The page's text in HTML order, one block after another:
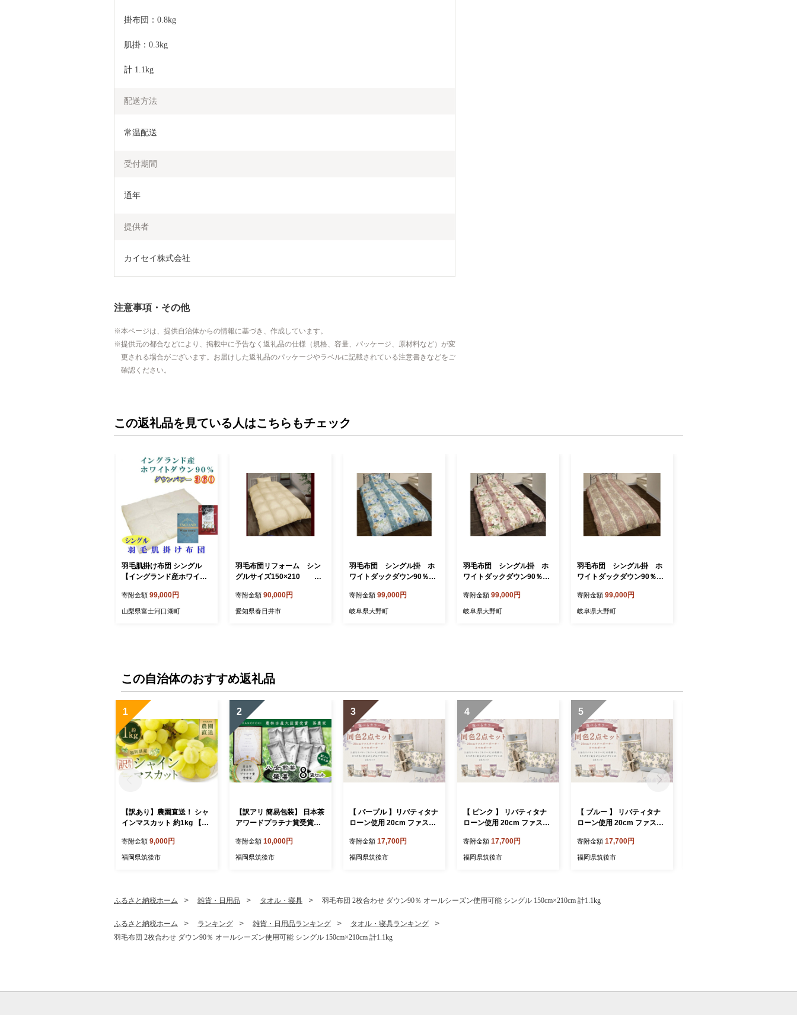
掛布団：0.8kg
肌掛：0.3kg
計 1.1kg
配送方法
常温配送
受付期間
通年
提供者
カイセイ株式会社
注意事項・その他
本ページは、提供自治体からの情報に基づき、作成しています。
提供元の都合などにより、掲載中に予告なく返礼品の仕様（規格、容量、パッケージ、原材料など）が変
更される場合がございます。お届けした返礼品のパッケージやラベルに記載されている注意書きなどをご
確認ください。
この返礼品を見ている人はこちらもチェック
羽毛肌掛け布団 シングル
【イングランド産ホワイト
毛肌布団 【ダウンパワー36
0】羽毛肌ふとん 寝具 肌ふ
寄附金額 99,000円
山梨県富士河口湖町
羽毛布団リフォーム シン
グルサイズ150×210 ク
寄附金額 90,000円
愛知県春日井市
羽毛布団 シングル掛 ホ
ワイトダックダウン90％
（バラブルー）
寄附金額 99,000円
岐阜県大野町
羽毛布団 シングル掛 ホ
ワイトダックダウン90％
（バラピンク）
寄附金額 99,000円
岐阜県大野町
羽毛布団 シングル掛 ホ
ワイトダックダウン90％
（ペイズリーピンク）
寄附金額 99,000円
岐阜県大野町
この自治体のおすすめ返礼品
1
【訳あり】農園直送！ シャ
インマスカット 約1kg 【20
発送予定】 ぶどう マスカッ
ト 果物 フルーツ
寄附金額 9,000円
福岡県筑後市
2
【訳アリ 簡易包装】 日本茶
アワードプラチナ賞受賞茶
茶 「煎茶 華喜 hanayagi」
80g×8袋 お茶 日本茶 緑茶
寄附金額 10,000円
福岡県筑後市
3
【 パープル 】リバティタナ
ローン使用 20cm ファスナ
同色 2点セット オシャレ デ
ザイン ファッション 収納
寄附金額 17,700円
福岡県筑後市
4
【 ピンク 】 リバティタナ
ローン使用 20cm ファスナ
同色 2点セット オシャレ デ
ザイン ファッション 収納
寄附金額 17,700円
福岡県筑後市
5
【 ブルー 】 リバティタナ
ローン使用 20cm ファスナ
同色 2点セット オシャレ デ
ザイン ファッション 収納
寄附金額 17,700円
福岡県筑後市
ふるさと納税ホーム 雑貨・日用品 タオル・寝具 羽毛布団 2枚合わせ ダウン90％ オールシーズン使用可能 シングル 150cm×210cm 計1.1kg
ふるさと納税ホーム ランキング 雑貨・日用品ランキング
タオル・寝具ランキング
羽毛布団 2枚合わせ ダウン90％ オールシーズン使用可能 シングル 150cm×210cm 計1.1kg